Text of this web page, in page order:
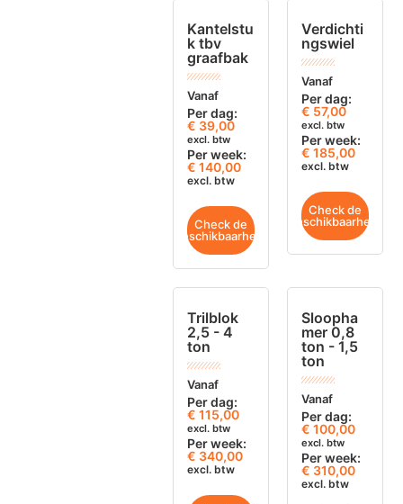
Kantelstu
k tbv
graafbak
Vanaf
Per dag:
€ 39,00
excl. btw
Per week:
€ 140,00
excl. btw
Check de
beschikbaarheid
Verdichti
ngswiel
Vanaf
Per dag:
€ 57,00
excl. btw
Per week:
€ 185,00
excl. btw
Check de
beschikbaarheid
Trilblok
2,5 - 4
ton
Vanaf
Per dag:
€ 115,00
excl. btw
Per week:
€ 340,00
excl. btw
Sloopha
mer 0,8
ton - 1,5
ton
Vanaf
Per dag:
€ 100,00
excl. btw
Per week:
€ 310,00
excl. btw